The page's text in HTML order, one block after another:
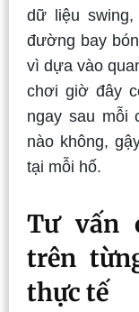
dữ liệu
đường bay
vì dựa vào
chơi giờ đây
ngay sau mỗi
nào không,
tại mỗi hố.
Tư vấn
trên
thực tế